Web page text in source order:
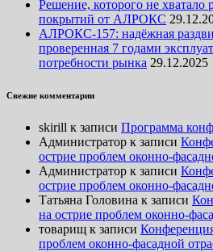
Решение, которого не
покрытий от АЛРОКС
АЛРОКС-157: надёжная
проверенная 7 годами
потребности рынка 29.12.2025
Свежие комментарии
skirill к записи Программа
Администратор к записи
острие проблем оконно-
Администратор к записи
острие проблем оконно-
Татьяна Головина к записи
на острие проблем оконно-
товарищ к записи
проблем оконно-фасадной